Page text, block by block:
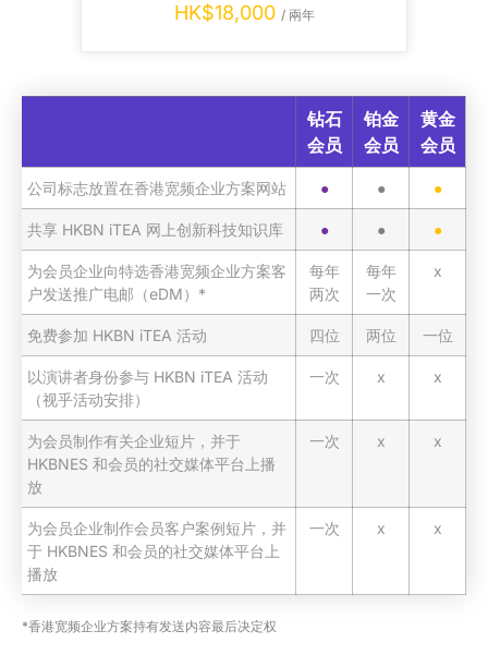
HK$18,000 / 兩年
钻石
会员
铂金
会员
黄金
会员
公司标志放置在香港宽频企业方案网站 ● ● ●
共享 HKBN iTEA 网上创新科技知识库 ● ● ●
为会员企业向特选香港宽频企业方案客
户发送推广电邮（eDM）*
每年
两次
每年
一次
x
免费参加 HKBN iTEA 活动 四位 两位 一位
以演讲者身份参与 HKBN iTEA 活动
（视乎活动安排）
一次 x x
为会员制作有关企业短片，并于
HKBNES 和会员的社交媒体平台上播
放
一次 x x
为会员企业制作会员客户案例短片，并
于 HKBNES 和会员的社交媒体平台上
播放
一次 x x
*香港宽频企业方案持有发送内容最后决定权